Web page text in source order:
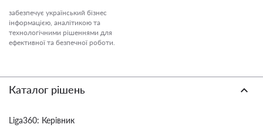
забезпечує український бізнес
інформацією, аналітикою та
технологічними рішеннями для
ефективної та безпечної роботи.
Каталог рішень
Liga360: Керівник